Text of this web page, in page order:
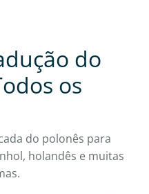
do
os
do polonês para
holandês e muitas